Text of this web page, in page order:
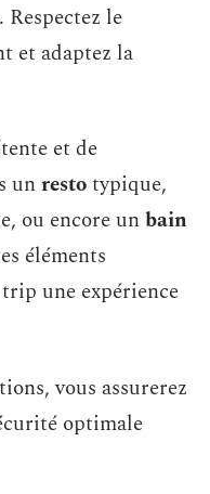
le
et adaptez la
et de
unrestotypique,
ou encore unbain
éléments
une expérience
vous assurerez
optimale